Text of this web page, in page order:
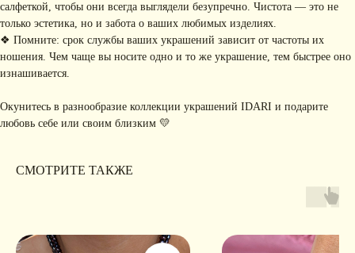
салфеткой, чтобы они всегда выглядели безупречно. Чистота — это не
только эстетика, но и забота о ваших любимых изделиях.
❖ Помните: срок службы ваших украшений зависит от частоты их
ношения. Чем чаще вы носите одно и то же украшение, тем быстрее оно
изнашивается.
Окунитесь в разнообразие коллекции украшений IDARI и подарите
любовь себе или своим близким 💛
СМОТРИТЕ ТАКЖЕ
Я соглашаюсь с обработкой персональных данных в соответствии сполитикой
подписаться
ОГРН 324547600025580
ИНН 540405944704